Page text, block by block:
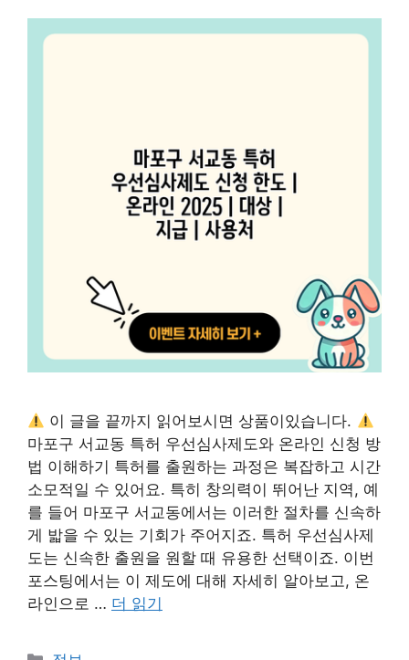
이 글을 끝까지 읽어보시면 상품이있습니다.
마포구 서교동 특허 우선심사제도와 온라인 신청 방
법 이해하기 특허를 출원하는 과정은 복잡하고 시간
소모적일 수 있어요. 특히 창의력이 뛰어난 지역, 예
를 들어 마포구 서교동에서는 이러한 절차를 신속하
게 밟을 수 있는 기회가 주어지죠. 특허 우선심사제
도는 신속한 출원을 원할 때 유용한 선택이죠. 이번
포스팅에서는 이 제도에 대해 자세히 알아보고, 온
라인으로 … 더 읽기
카